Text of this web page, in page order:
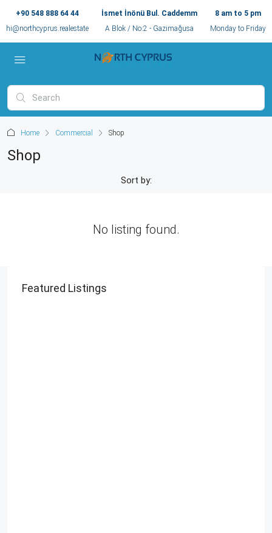
+90 548 888 64 44
hi@northcyprus.realestate
İsmet İnönü Bul. Caddemm
A Blok / No:2 - Gazimağusa
8 am to 5 pm
Monday to Friday
Home Commercial Shop
Shop
Sort by:
No listing found.
Featured Listings